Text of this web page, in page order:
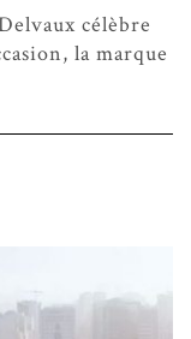
célèbre
la marque